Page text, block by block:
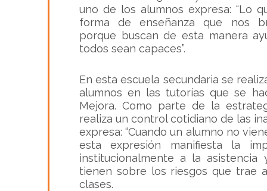
uno de los alumnos expresa: “Lo
forma de enseñanza que nos
porque buscan de esta manera
todos sean capaces”.
En esta escuela secundaria se
alumnos en las tutorías que se
Mejora. Como parte de la
realiza un control cotidiano de las
expresa: “Cuando un alumno no
esta expresión manifiesta la
institucionalmente a la asistencia
tienen sobre los riesgos que trae
clases.